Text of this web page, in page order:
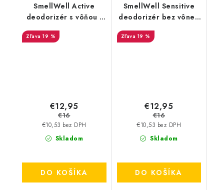
SmellWell Active
deodorizér s vôňou -
19 %
Skladom
€10,53 bez DPH
€12,95
€16
DO KOŠÍKA
SmellWell Sensitive
deodorizér bez vône -
19 %
Skladom
€10,53 bez DPH
€12,95
€16
DO KOŠÍKA